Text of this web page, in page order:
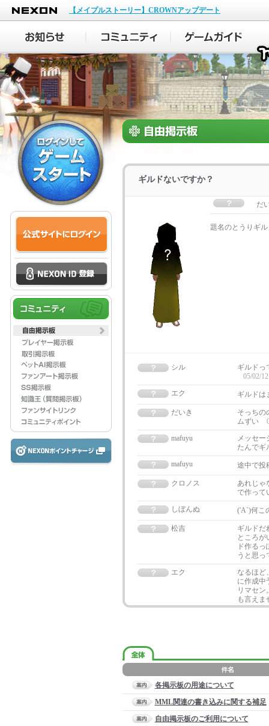
NEXON
【メイプルストーリー】CROWNアップデート
ギルドないですか？
だ
題名のとうりギ
シル
ギルドっ
05/02/
エク
ギルドは
だいき
そっちの
ムずい
mafuyu
メッセー
たんでギ
mafuyu
途中で投
クロノス
あれじゃ
で作って
しぼんぬ
('A`)何こ
松吉
ギルドだ
ところが
ド作る
うと思
エク
なるほど
に作成中
リマセ
も言え
各掲示板の用途について
MML関連の書き込みに関する補足
自由掲示板のご利用について